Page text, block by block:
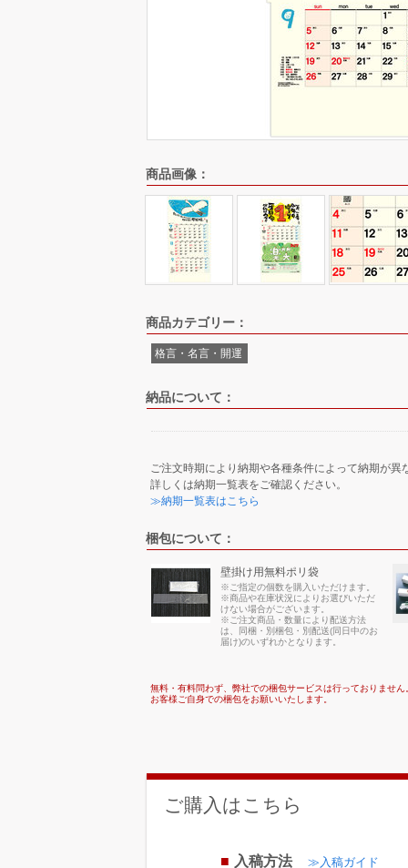
商品画像：
商品カテゴリー：
格言・名言・開運
納品について：
ご注文時期により納期や各種条件によって納期が異
詳しくは納期一覧表をご確認ください。
≫納期一覧表はこちら
梱包について：
壁掛け用無料ポリ袋
※ご指定の個数を購入いただけます。
※商品や在庫状況によりお選びいただ
けない場合がございます。
※ご注文商品・数量により配送方法
は、同梱・別梱包・別配送(同日中のお
届け)のいずれかとなります。
無料・有料問わず、弊社での梱包サービスは行っておりません
お客様ご自身での梱包をお願いいたします。
ご購入はこちら
入稿方法 ≫入稿ガイド